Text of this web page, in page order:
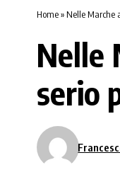
Home»Nelle Marche
Nelle
serio